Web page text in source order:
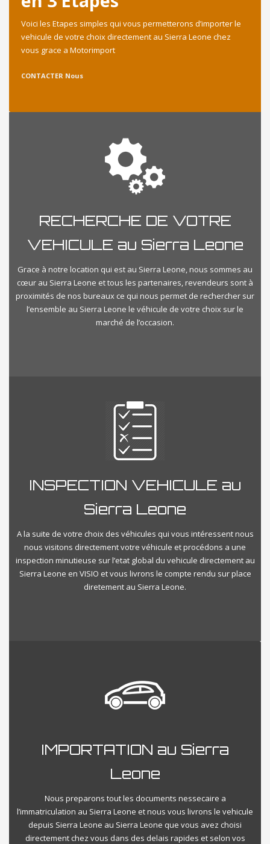
Voici les Etapes simples qui vous permetterons d’importer le
vehicule de votre choix directement au Sierra Leone chez
vous grace a Motorimport
CONTACTER Nous
RECHERCHE DE VOTRE
VEHICULE au Sierra Leone
Grace à notre location qui est au Sierra Leone, nous sommes au
cœur au Sierra Leone et tous les partenaires, revendeurs sont à
proximités de nos bureaux ce qui nous permet de rechercher sur
l’ensemble au Sierra Leone le véhicule de votre choix sur le
marché de l’occasion.
INSPECTION VEHICULE au
Sierra Leone
A la suite de votre choix des véhicules qui vous intéressent nous
nous visitons directement votre véhicule et procédons a une
inspection minutieuse sur l’etat global du vehicule directement au
Sierra Leone en VISIO et vous livrons le compte rendu sur place
diretement au Sierra Leone.
IMPORTATION au Sierra
Leone
Nous preparons tout les documents nessecaire a
l’immatriculation au Sierra Leone et nous vous livrons le vehicule
depuis Sierra Leone au Sierra Leone que vous avez choisi
directement chez vous dans des delais rapides et selon vos